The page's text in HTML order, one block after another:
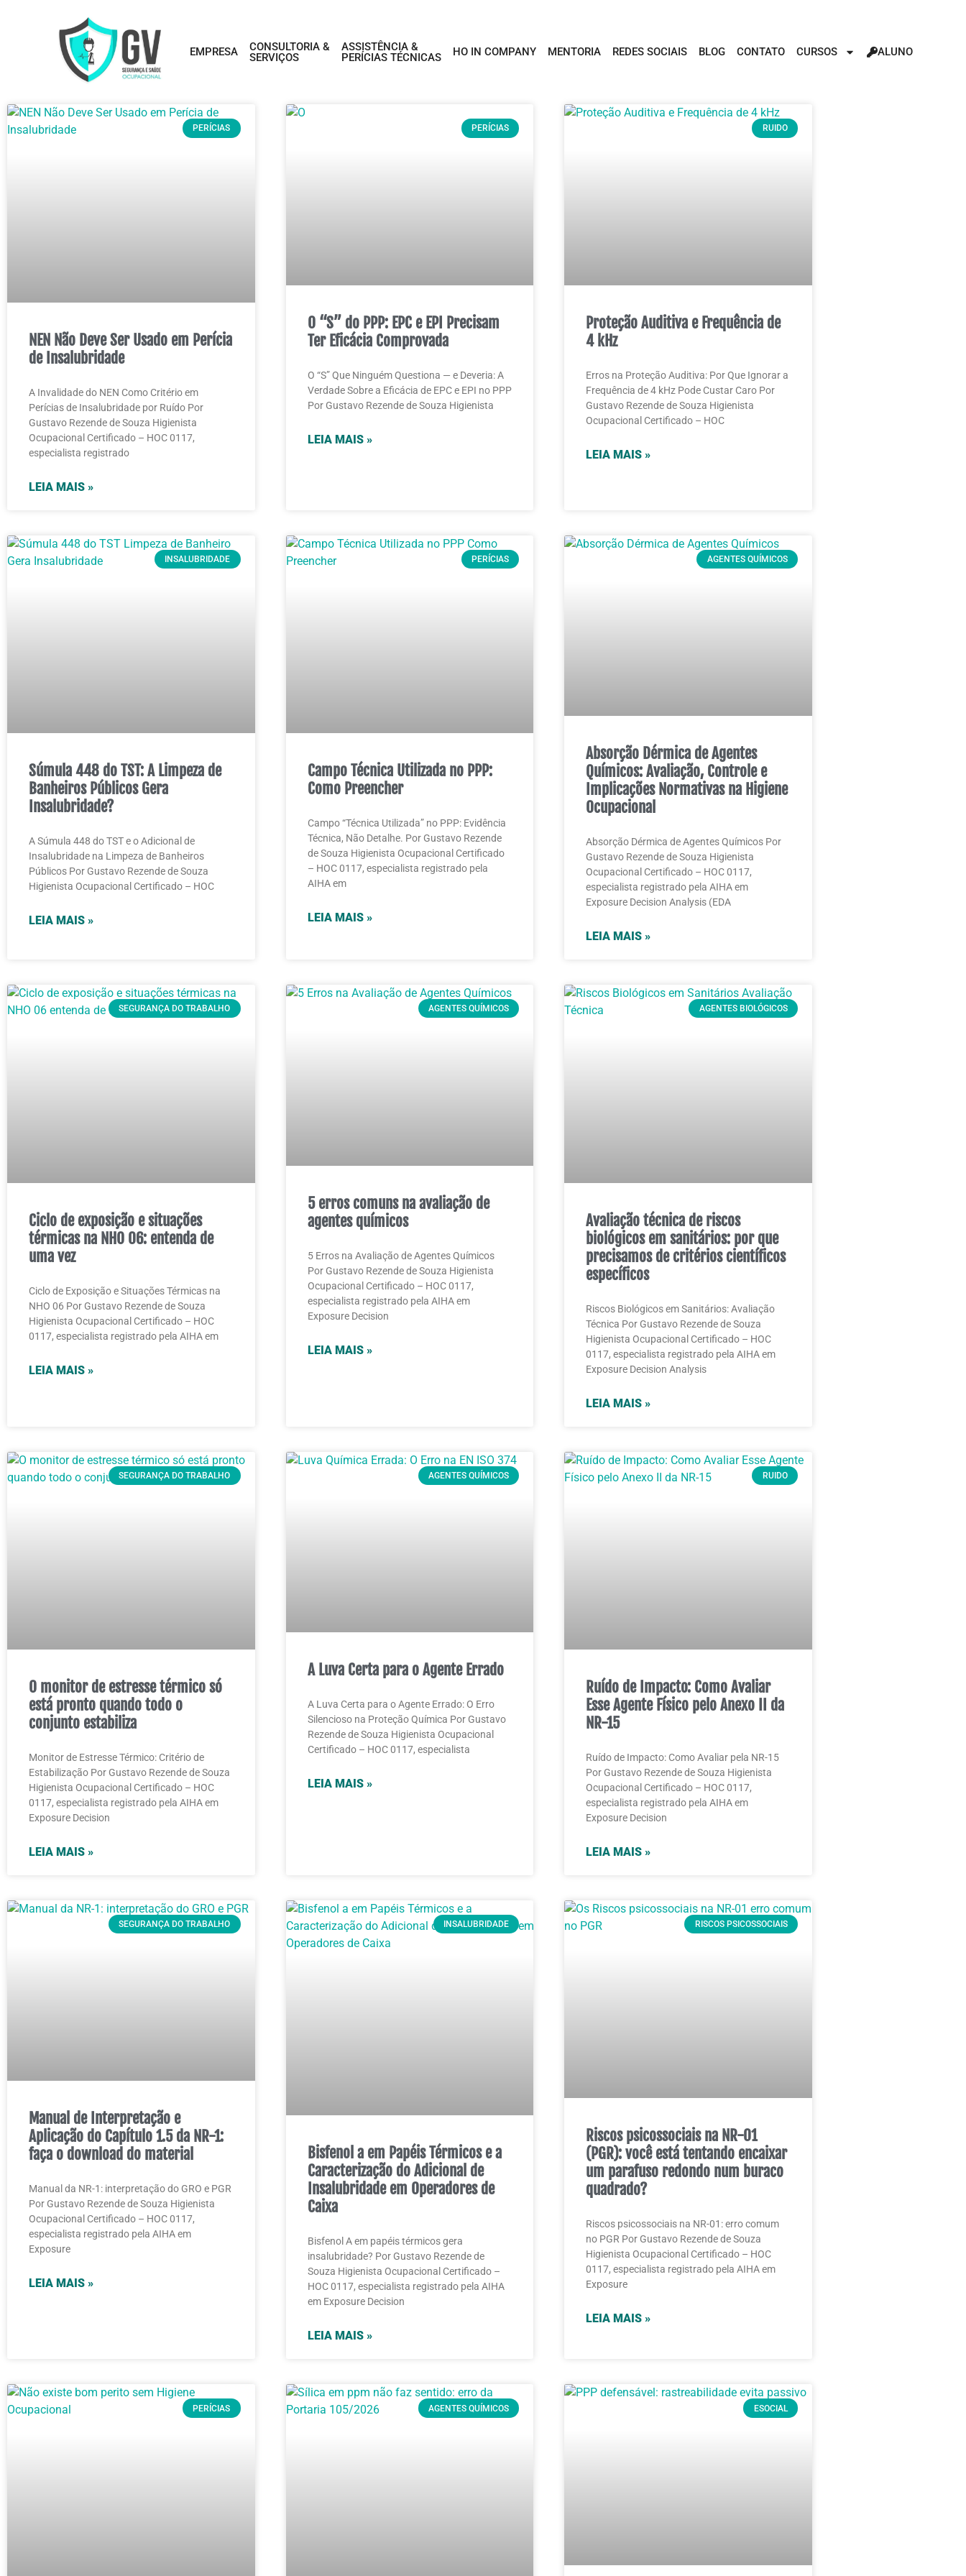
EMPRESA
CONSULTORIA &
SERVIÇOS
ASSISTÊNCIA &
PERÍCIAS TÉCNICAS
HO IN COMPANY MENTORIA REDES SOCIAIS BLOG CONTATO CURSOS ALUNO
PERÍCIAS
NEN Não Deve Ser Usado em Perícia
de Insalubridade
A Invalidade do NEN Como Critério em
Perícias de Insalubridade por Ruído Por
Gustavo Rezende de Souza Higienista
Ocupacional Certificado – HOC 0117,
especialista registrado
LEIA MAIS »
PERÍCIAS
O “S” do PPP: EPC e EPI Precisam
Ter Eficácia Comprovada
O “S” Que Ninguém Questiona — e Deveria: A
Verdade Sobre a Eficácia de EPC e EPI no PPP
Por Gustavo Rezende de Souza Higienista
LEIA MAIS »
RUIDO
Proteção Auditiva e Frequência de
4 kHz
Erros na Proteção Auditiva: Por Que Ignorar a
Frequência de 4 kHz Pode Custar Caro Por
Gustavo Rezende de Souza Higienista
Ocupacional Certificado – HOC
LEIA MAIS »
INSALUBRIDADE
Súmula 448 do TST: A Limpeza de
Banheiros Públicos Gera
Insalubridade?
A Súmula 448 do TST e o Adicional de
Insalubridade na Limpeza de Banheiros
Públicos Por Gustavo Rezende de Souza
Higienista Ocupacional Certificado – HOC
LEIA MAIS »
PERÍCIAS
Campo Técnica Utilizada no PPP:
Como Preencher
Campo “Técnica Utilizada” no PPP: Evidência
Técnica, Não Detalhe. Por Gustavo Rezende
de Souza Higienista Ocupacional Certificado
– HOC 0117, especialista registrado pela
AIHA em
LEIA MAIS »
AGENTES QUÍMICOS
Absorção Dérmica de Agentes
Químicos: Avaliação, Controle e
Implicações Normativas na Higiene
Ocupacional
Absorção Dérmica de Agentes Químicos Por
Gustavo Rezende de Souza Higienista
Ocupacional Certificado – HOC 0117,
especialista registrado pela AIHA em
Exposure Decision Analysis (EDA
LEIA MAIS »
SEGURANÇA DO TRABALHO
Ciclo de exposição e situações
térmicas na NHO 06: entenda de
uma vez
Ciclo de Exposição e Situações Térmicas na
NHO 06 Por Gustavo Rezende de Souza
Higienista Ocupacional Certificado – HOC
0117, especialista registrado pela AIHA em
LEIA MAIS »
AGENTES QUÍMICOS
5 erros comuns na avaliação de
agentes químicos
5 Erros na Avaliação de Agentes Químicos
Por Gustavo Rezende de Souza Higienista
Ocupacional Certificado – HOC 0117,
especialista registrado pela AIHA em
Exposure Decision
LEIA MAIS »
AGENTES BIOLÓGICOS
Avaliação técnica de riscos
biológicos em sanitários: por que
precisamos de critérios científicos
específicos
Riscos Biológicos em Sanitários: Avaliação
Técnica Por Gustavo Rezende de Souza
Higienista Ocupacional Certificado – HOC
0117, especialista registrado pela AIHA em
Exposure Decision Analysis
LEIA MAIS »
SEGURANÇA DO TRABALHO
O monitor de estresse térmico só
está pronto quando todo o
conjunto estabiliza
Monitor de Estresse Térmico: Critério de
Estabilização Por Gustavo Rezende de Souza
Higienista Ocupacional Certificado – HOC
0117, especialista registrado pela AIHA em
Exposure Decision
LEIA MAIS »
AGENTES QUÍMICOS
A Luva Certa para o Agente Errado
A Luva Certa para o Agente Errado: O Erro
Silencioso na Proteção Química Por Gustavo
Rezende de Souza Higienista Ocupacional
Certificado – HOC 0117, especialista
LEIA MAIS »
RUIDO
Ruído de Impacto: Como Avaliar
Esse Agente Físico pelo Anexo II da
NR-15
Ruído de Impacto: Como Avaliar pela NR-15
Por Gustavo Rezende de Souza Higienista
Ocupacional Certificado – HOC 0117,
especialista registrado pela AIHA em
Exposure Decision
LEIA MAIS »
SEGURANÇA DO TRABALHO
Manual de Interpretação e
Aplicação do Capítulo 1.5 da NR-1:
faça o download do material
Manual da NR-1: interpretação do GRO e PGR
Por Gustavo Rezende de Souza Higienista
Ocupacional Certificado – HOC 0117,
especialista registrado pela AIHA em
Exposure
LEIA MAIS »
INSALUBRIDADE
Bisfenol a em Papéis Térmicos e a
Caracterização do Adicional de
Insalubridade em Operadores de
Caixa
Bisfenol A em papéis térmicos gera
insalubridade? Por Gustavo Rezende de
Souza Higienista Ocupacional Certificado –
HOC 0117, especialista registrado pela AIHA
em Exposure Decision
LEIA MAIS »
RISCOS PSICOSSOCIAIS
Riscos psicossociais na NR-01
(PGR): você está tentando encaixar
um parafuso redondo num buraco
quadrado?
Riscos psicossociais na NR-01: erro comum
no PGR Por Gustavo Rezende de Souza
Higienista Ocupacional Certificado – HOC
0117, especialista registrado pela AIHA em
Exposure
LEIA MAIS »
PERÍCIAS AGENTES QUÍMICOS ESOCIAL